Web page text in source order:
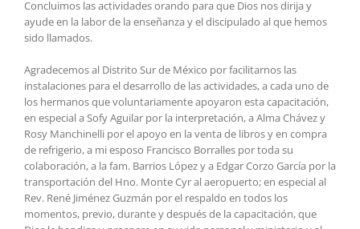
Concluimos las actividades orando para que Dios nos dirija y
ayude en la labor de la enseñanza y el discipulado al que hemos
sido llamados.
Agradecemos al Distrito Sur de México por facilitarnos las
instalaciones para el desarrollo de las actividades, a cada uno de
los hermanos que voluntariamente apoyaron esta capacitación,
en especial a Sofy Aguilar por la interpretación, a Alma Chávez y
Rosy Manchinelli por el apoyo en la venta de libros y en compra
de refrigerio, a mi esposo Francisco Borralles por toda su
colaboración, a la fam. Barrios López y a Edgar Corzo García por la
transportación del Hno. Monte Cyr al aeropuerto; en especial al
Rev. René Jiménez Guzmán por el respaldo en todos los
momentos, previo, durante y después de la capacitación, que